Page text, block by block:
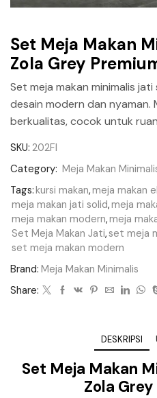
Set Meja Makan
Zola Grey
Set meja makan minimalis
desain modern dan nyaman.
berkualitas, cocok untuk
SKU: 202FI
Category: Meja Makan
Tags:kursi makan,meja makan
meja makan jati solid,meja
meja makan modern,meja
Set Meja Makan Jati,set meja
set meja makan modern
Brand: Meja Makan Minimalis
Share:
DESKRIPSI
Set Meja Makan
Zola